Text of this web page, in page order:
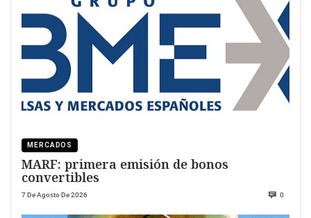
MERCADOS
MARF: primera emisión de bonos
convertibles
7 De Agosto De 2026 0